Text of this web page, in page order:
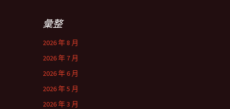
彙整
2026 年 8 月
2026 年 7 月
2026 年 6 月
2026 年 5 月
2026 年 3 月